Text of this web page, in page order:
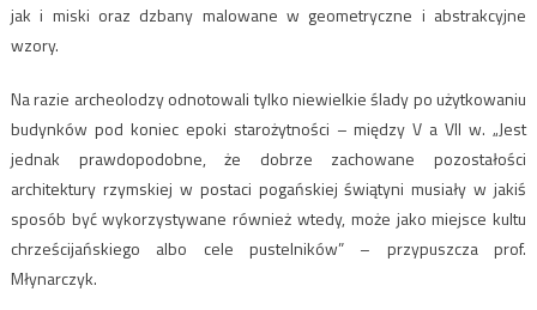
jak i miski oraz dzbany malowane w geometryczne i abstrakcyjne
wzory.
Na razie archeolodzy odnotowali tylko niewielkie ślady po użytkowaniu
budynków pod koniec epoki starożytności – między V a VII w. „Jest
jednak prawdopodobne, że dobrze zachowane pozostałości
architektury rzymskiej w postaci pogańskiej świątyni musiały w jakiś
sposób być wykorzystywane również wtedy, może jako miejsce kultu
chrześcijańskiego albo cele pustelników” – przypuszcza prof.
Młynarczyk.